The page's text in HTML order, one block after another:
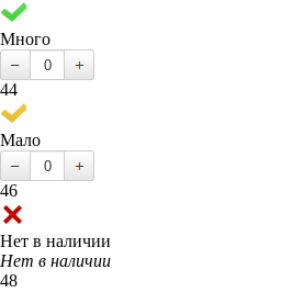
Много
44
Мало
46
Нет в наличии
Нет в наличии
48